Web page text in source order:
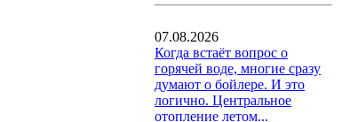
07.08.2026
Когда встаёт вопрос о
горячей воде, многие сразу
думают о бойлере. И это
логично. Центральное
отопление летом...